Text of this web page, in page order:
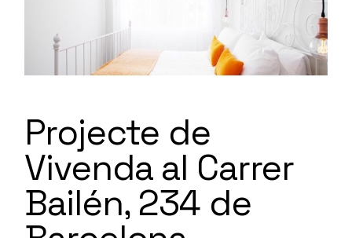
Projecte de
Vivenda al Carrer
Bailén, 234 de